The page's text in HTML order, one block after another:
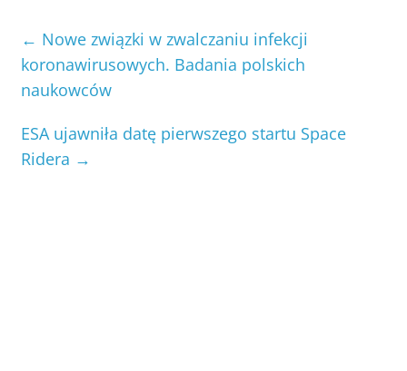
← Nowe związki w zwalczaniu infekcji
koronawirusowych. Badania polskich
naukowców
ESA ujawniła datę pierwszego startu Space
Ridera →